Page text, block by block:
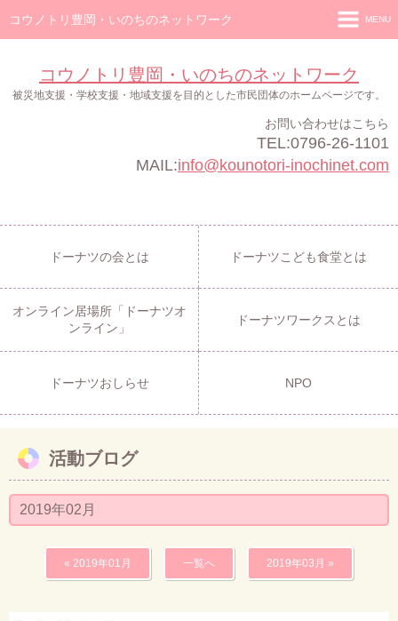
コウノトリ豊岡・いのちのネットワーク
コウノトリ豊岡・いのちのネットワーク
被災地支援・学校支援・地域支援を目的とした市民団体のホームページです。
お問い合わせはこちら
TEL:0796-26-1101
MAIL:info@kounotori-inochinet.com
MENU
ドーナツの会
オンライン居場所「ドーナツオンライン」
ドーナツの会とは ドーナツこども食堂とは
オンライン居場所「ドーナツオ
ンライン」
ドーナツワークスとは
ドーナツおしらせ NPO
活動ブログ
2019年02月
« 2019年01月 一覧へ 2019年03月 »